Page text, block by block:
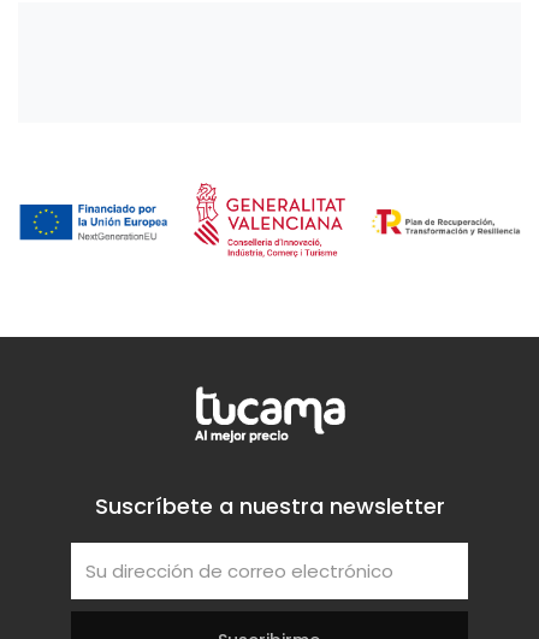
Suscríbete a nuestra newsletter